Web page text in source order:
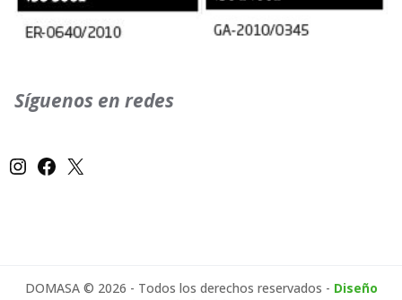
Síguenos en redes
Instagram
Facebook
X
DOMASA © 2026 - Todos los derechos reservados - Diseño